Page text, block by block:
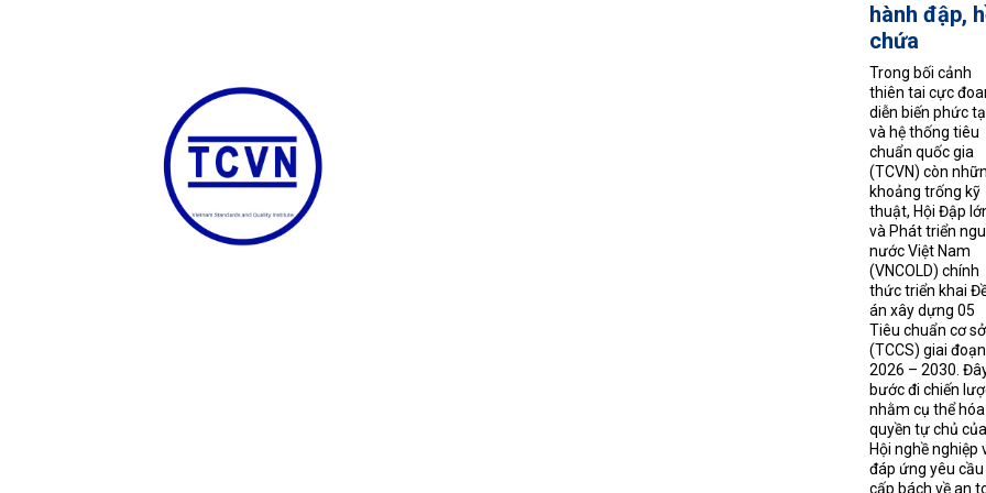
hành đập,
chứa
Trong bối cảnh
thiên tai cực
diễn biến phức
và hệ thống tiêu
chuẩn quốc gia
(TCVN) còn
khoảng trống kỹ
thuật, Hội Đập
và Phát triển
nước Việt Nam
(VNCOLD) chính
thức triển khai
án xây dựng 05
Tiêu chuẩn cơ sở
(TCCS) giai đoạn
2026 – 2030.
bước đi chiến
nhằm cụ thể hóa
quyền tự chủ của
Hội nghề nghiệp
đáp ứng yêu cầu
cấp bách về an